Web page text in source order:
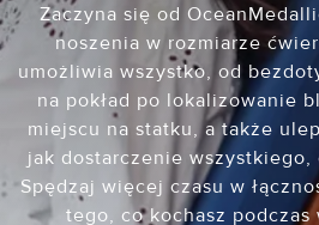
Zaczyna się od
noszenia w rozmiarze
umożliwia wszystko, od
na pokład po lokalizowanie
miejscu na statku, a także
jak dostarczenie
Spędzaj więcej czasu w
tego, co kochasz podczas